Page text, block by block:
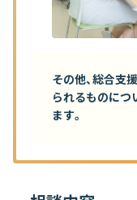
その他、総合支
られるものにつ
ます。